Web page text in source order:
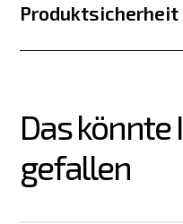
Produktsicherheit
Das könnte
gefallen